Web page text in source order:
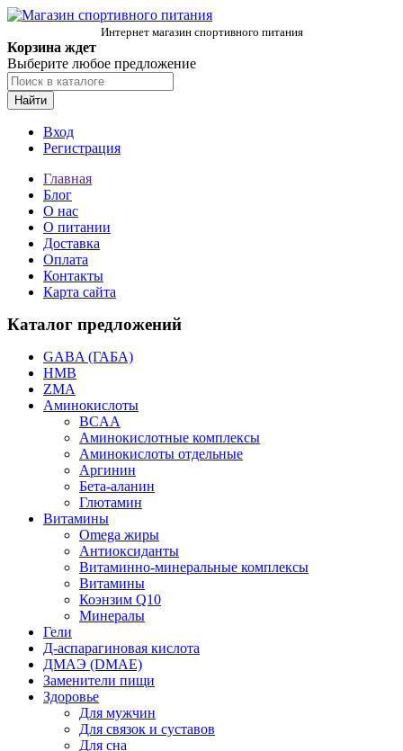
Интернет магазин спортивного питания
Корзина ждет
Выберите любое предложение
Найти
Вход
Регистрация
Главная
Блог
О нас
О питании
Доставка
Оплата
Контакты
Карта сайта
Каталог предложений
GABA (ГАБА)
HMB
ZMA
Аминокислоты
BCAA
Аминокислотные комплексы
Аминокислоты отдельные
Аргинин
Бета-аланин
Глютамин
Витамины
Omega жиры
Антиоксиданты
Витаминно-минеральные комплексы
Витамины
Коэнзим Q10
Минералы
Гели
Д-аспарагиновая кислота
ДМАЭ (DMAE)
Заменители пищи
Здоровье
Для мужчин
Для связок и суставов
Для сна